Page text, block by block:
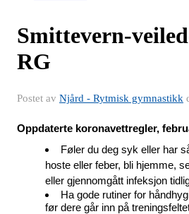
Smittevern-
RG
Postet av Njård - Rytmisk gymnastikk
Oppdaterte koronavettregler,
Føler du deg syk eller har
hoste eller feber, bli hjemme,
eller gjennomgått infeksjon
Ha gode rutiner for
før dere går inn på